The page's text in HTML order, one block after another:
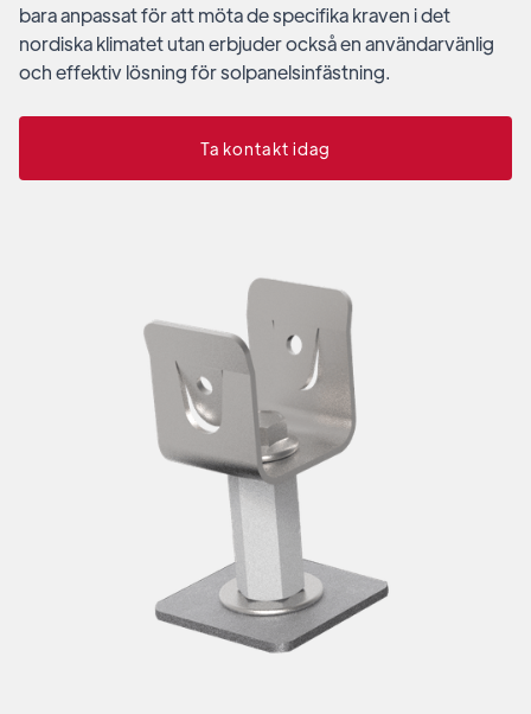
bara anpassat för att möta de specifika kraven i det
nordiska klimatet utan erbjuder också en användarvänlig
och effektiv lösning för solpanelsinfästning.
Ta kontakt idag